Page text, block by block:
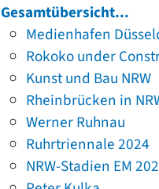
Gesamtübersicht...
Medienhafen
Rokoko under
Kunst und Bau NRW
Rheinbrücken in
Werner Ruhnau
Ruhrtriennale 2024
NRW-Stadien EM